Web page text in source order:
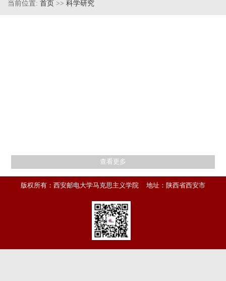
当前位置: 首页 >> 科学研究
查看更多
版权所有：西安邮电大学马克思主义学院 地址：陕西省西安市